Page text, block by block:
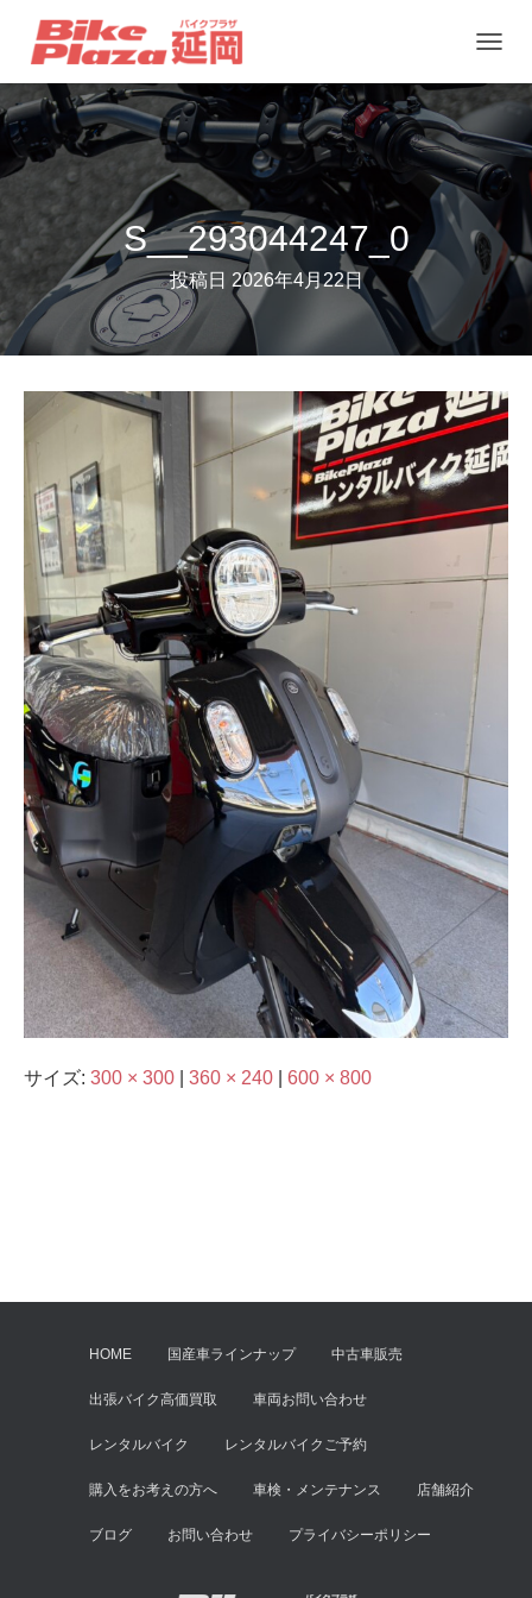
ビ
ー
シ
ョ
ン
を
り
え
S__293044247_0
投稿日 2026年4月22日
サイズ: 300 × 300 360 × 240 600 × 800
HOME 国産車ラインナップ 中古車販売
出張バイク高価買取 車両お問い合わせ
レンタルバイク レンタルバイクご予約
購入をお考えの方へ 車検・メンテナンス 店舗紹介
ブログ お問い合わせ プライバシーポリシー